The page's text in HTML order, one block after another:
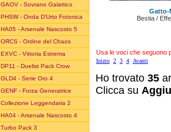
GAOV - Sovrano Galattico
PHSW - Onda D'Urto Fotonica
HA05 - Arsenale Nascosto 5
ORCS - Ordine del Chaos
EXVC - Vittoria Estrema
DP11 - Duelist Pack Crow
GLD4 - Serie Oro 4
GENF - Forza Generatrice
Collezione Leggendaria 2
HA04 - Arsenale Nascosto 4
Turbo Pack 3
Gatto-
Bestia /
Usa le voci che seguono
Inizio 2 3 4 Avanti
Ho trovato 35
Clicca su